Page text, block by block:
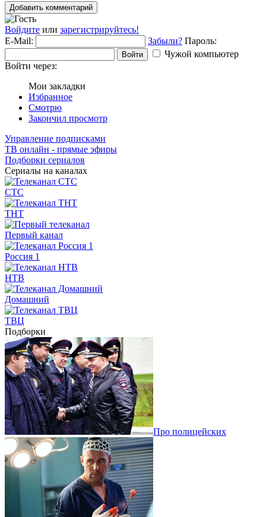
Добавить комментарий
Войдите или зарегистрируйтесь!
E-Mail:
Забыли? Пароль:
Войти
Чужой компьютер
Войти через:
Мои закладки
Избранное
Смотрю
Закончил просмотр
Управление подписками
ТВ онлайн - прямые эфиры
Подборки сериалов
Сериалы на каналах
СТС
ТНТ
Первый канал
Россия 1
НТВ
Домашний
ТВЦ
Подборки
Про полицейских